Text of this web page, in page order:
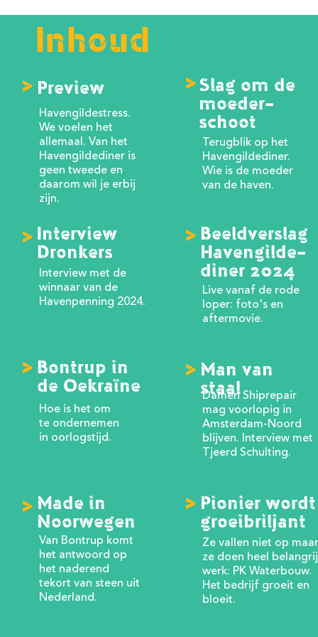
Inhoud
> Preview
Havengildestress.
We voelen het
allemaal. Van het
Havengildediner is
geen tweede en
daarom wil je erbij
zijn.
>Slag om de
moeder-
schoot
Terugblik op het
Havengildediner.
Wie is de moeder
van de haven.
> Interview
Dronkers
Interview met de
winnaar van de
Havenpenning 2024.
> Beeldverslag
Havengilde-
diner 2024
Live vanaf de rode
loper: foto's en
aftermovie.
> Bontrup in
de Oekraïne
Hoe is het om
te ondernemen
in oorlogstijd.
> Man van
staal
Damen Shiprepair
mag voorlopig in
Amsterdam-Noord
blijven. Interview met
Tjeerd Schulting.
> Made in
Noorwegen
Van Bontrup komt
het antwoord op
het naderend
tekort van steen uit
Nederland.
> Pionier wordt
groeibriljant
Ze vallen niet op maar
ze doen heel
werk: PK Waterbouw.
Het bedrijf groeit en
bloeit.